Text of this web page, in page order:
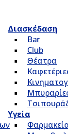
Διασκέδαση
Bar
Club
Θέατρα
Υγεία